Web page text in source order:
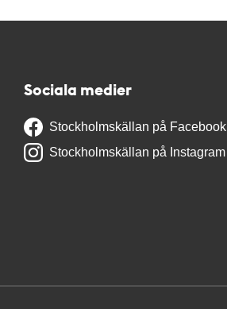
Sociala medier
Stockholmskällan på Facebook
Stockholmskällan på Instagram